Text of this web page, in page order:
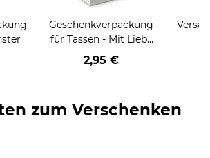
Geschenkverpackung
für Tassen - Mit Liebe
geschenkt
2,95 €
zum Verschenken